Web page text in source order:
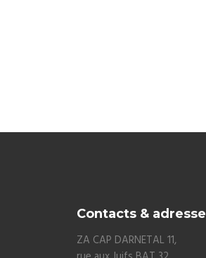
Contacts & adresse
ZA CAP DARNETAL 11,